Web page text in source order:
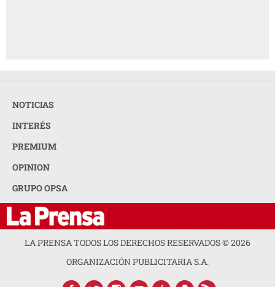
NOTICIAS
INTERÉS
PREMIUM
OPINION
GRUPO OPSA
LA PRENSA TODOS LOS DERECHOS RESERVADOS ©2026
ORGANIZACIÓN PUBLICITARIA S.A.